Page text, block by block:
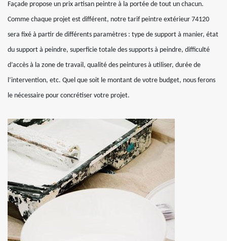
Façade propose un prix artisan peintre à la portée de tout un chacun.
Comme chaque projet est différent, notre tarif peintre extérieur 74120
sera fixé à partir de différents paramètres : type de support à manier, état
du support à peindre, superficie totale des supports à peindre, difficulté
d’accès à la zone de travail, qualité des peintures à utiliser, durée de
l’intervention, etc. Quel que soit le montant de votre budget, nous ferons
le nécessaire pour concrétiser votre projet.